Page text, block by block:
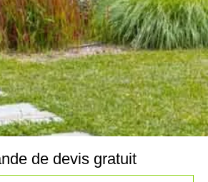
de devis gratuit